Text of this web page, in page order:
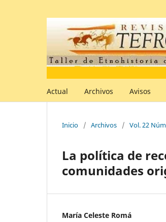
Actual Archivos Avisos
Inicio / Archivos / Vol. 22
La política de
comunidades
María Celeste Romá